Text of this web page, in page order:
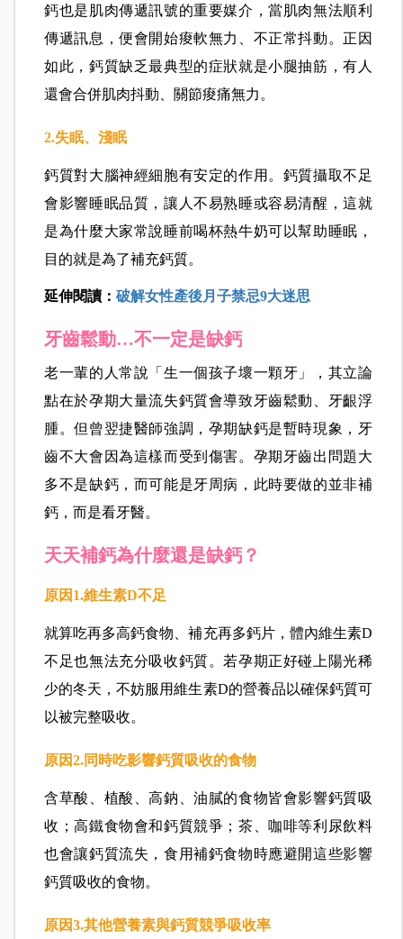
鈣也是肌肉傳遞訊號的重要媒介，當肌肉無法順利
傳遞訊息，便會開始痠軟無力、不正常抖動。正因
如此，鈣質缺乏最典型的症狀就是小腿抽筋，有人
還會合併肌肉抖動、關節痠痛無力。
2.失眠、淺眠
鈣質對大腦神經細胞有安定的作用。鈣質攝取不足
會影響睡眠品質，讓人不易熟睡或容易清醒，這就
是為什麼大家常說睡前喝杯熱牛奶可以幫助睡眠，
目的就是為了補充鈣質。
延伸閱讀：破解女性產後月子禁忌9大迷思
牙齒鬆動…不一定是缺鈣
老一輩的人常說「生一個孩子壞一顆牙」，其立論
點在於孕期大量流失鈣質會導致牙齒鬆動、牙齦浮
腫。但曾翌捷醫師強調，孕期缺鈣是暫時現象，牙
齒不大會因為這樣而受到傷害。孕期牙齒出問題大
多不是缺鈣，而可能是牙周病，此時要做的並非補
鈣，而是看牙醫。
天天補鈣為什麼還是缺鈣？
原因1.維生素D不足
就算吃再多高鈣食物、補充再多鈣片，體內維生素D
不足也無法充分吸收鈣質。若孕期正好碰上陽光稀
少的冬天，不妨服用維生素D的營養品以確保鈣質可
以被完整吸收。
原因2.同時吃影響鈣質吸收的食物
含草酸、植酸、高鈉、油膩的食物皆會影響鈣質吸
收；高鐵食物會和鈣質競爭；茶、咖啡等利尿飲料
也會讓鈣質流失，食用補鈣食物時應避開這些影響
鈣質吸收的食物。
原因3.其他營養素與鈣質競爭吸收率